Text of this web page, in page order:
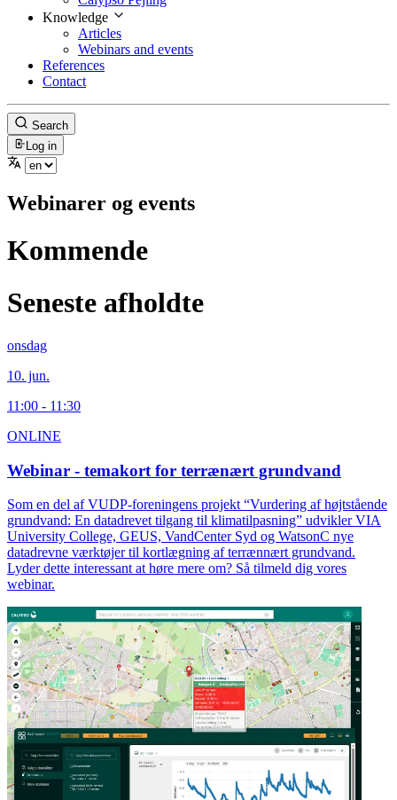
Knowledge
Articles
Webinars and events
References
Contact
Search
Log in
Webinarer og events
Kommende
Seneste afholdte
onsdag
10. jun.
11:00 - 11:30
ONLINE
Webinar - temakort for terrænært grundvand
Som en del af VUDP-foreningens projekt “Vurdering af højtstående
grundvand: En datadrevet tilgang til klimatilpasning” udvikler VIA
University College, GEUS, VandCenter Syd og WatsonC nye
datadrevne værktøjer til kortlægning af terrænnært grundvand.
Lyder dette interessant at høre mere om? Så tilmeld dig vores
webinar.